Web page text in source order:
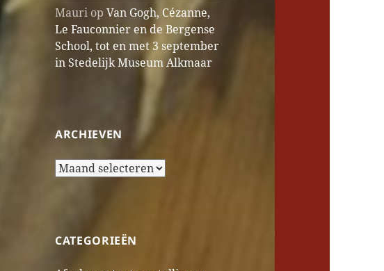
Mauri opVan Gogh, Cézanne,
Le Fauconnier en de Bergense
School, tot en met 3 september
in Stedelijk Museum Alkmaar
ARCHIEVEN
Archieven
CATEGORIEËN